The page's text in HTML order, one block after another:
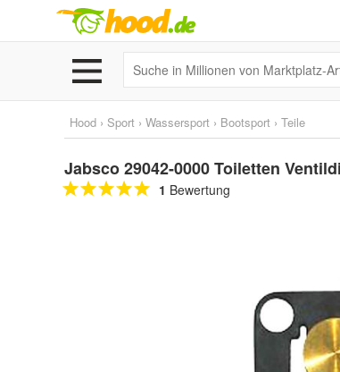
Hood › Sport › Wassersport › Bootsport › Teile
Jabsco 29042-0000 Toiletten
1 Bewertung